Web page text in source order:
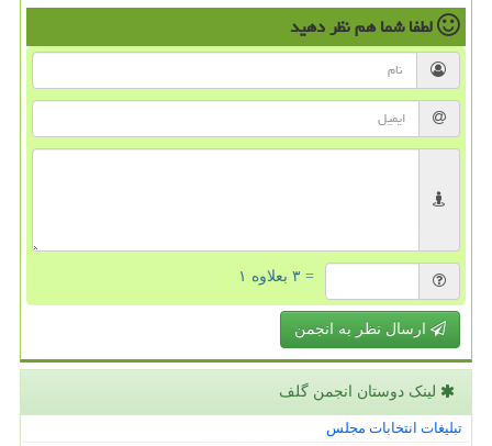
لطفا شما همنظر دهید
= ۳ بعلاوه ۱
ارسال نظر به انجمن
لینک دوستان انجمن گلف
تبلیغات انتخابات مجلس